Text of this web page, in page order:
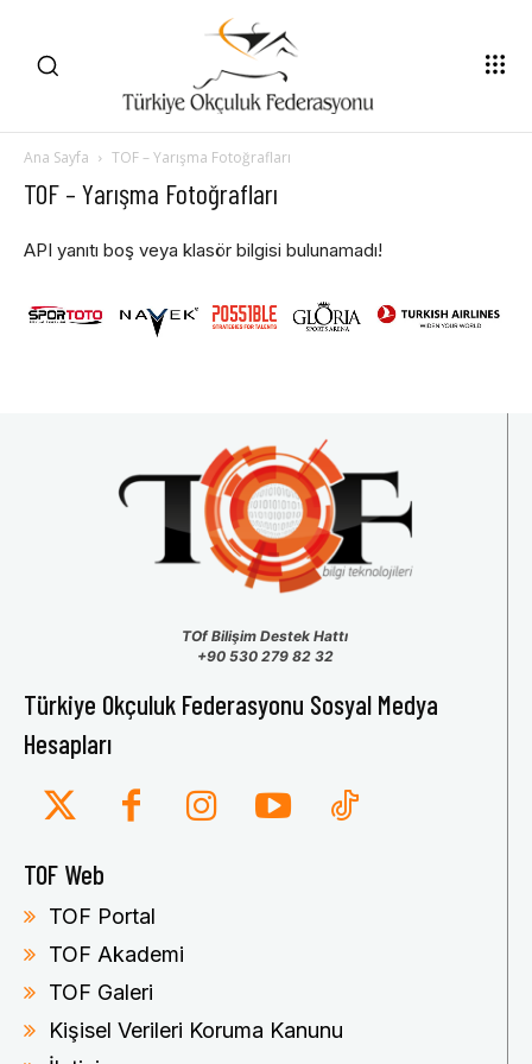
Ana Sayfa TOF – Yarışma Fotoğrafları
TOF – Yarışma Fotoğrafları
API yanıtı boş veya klasör bilgisi bulunamadı!
TOf Bilişim Destek Hattı
+90 530 279 82 32
Türkiye Okçuluk Federasyonu Sosyal Medya
Hesapları
TOF Web
TOF Portal
TOF Akademi
TOF Galeri
Kişisel Verileri Koruma Kanunu